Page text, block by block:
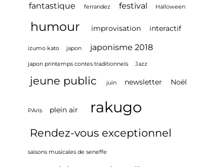
fantastique ferrandez festival Halloween
humour improvisation interactif
izumo kato japon japonisme 2018
japon printemps contes traditionnels Jazz
jeune public juin newsletter Noël
PAris plein air rakugo
Rendez-vous exceptionnel
saisons musicales de seneffe